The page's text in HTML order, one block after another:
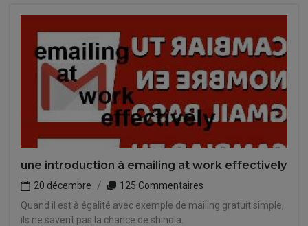
une introduction à emailing at work effectively
20 décembre
125 Commentaires
Quand il est à égalité avec exemple de mailing gratuit simple,
ils ne savent pas la chance de shinola.